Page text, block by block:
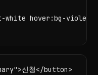
white hover:bg-violet-
신청</button>